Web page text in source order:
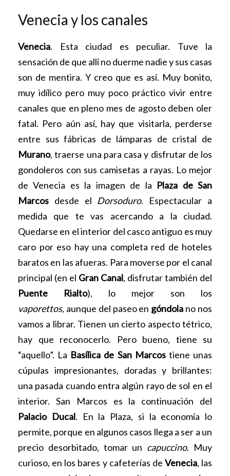
Venecia y los canales
Venecia. Esta ciudad es peculiar. Tuve la
sensación de que allí no duerme nadie y sus casas
son de mentira. Y creo que es así. Muy bonito,
muy idílico pero muy poco práctico vivir entre
canales que en pleno mes de agosto deben oler
fatal. Pero aún así, hay que visitarla, perderse
entre sus fábricas de lámparas de cristal de
Murano, traerse una para casa y disfrutar de los
gondoleros con sus camisetas a rayas. Lo mejor
de Venecia es la imagen de la Plaza de San
Marcos desde el Dorsoduro. Espectacular a
medida que te vas acercando a la ciudad.
Quedarse en el interior del casco antiguo es muy
caro por eso hay una completa red de hoteles
baratos en las afueras. Para moverse por el canal
principal (en el Gran Canal, disfrutar también del
Puente Rialto), lo mejor son los
vaporettos, aunque del paseo en góndola no nos
vamos a librar. Tienen un cierto aspecto tétrico,
hay que reconocerlo. Pero bueno, tiene su
“aquello”. La Basílica de San Marcostiene unas
cúpulas impresionantes, doradas y brillantes:
una pasada cuando entra algún rayo de sol en el
interior. San Marcos es la continuación del
Palacio Ducal. En la Plaza, si la economía lo
permite, porque en algunos casos llega a ser a un
precio desorbitado, tomar un capuccino. Muy
curioso, en los bares y cafeterías de Venecia, las